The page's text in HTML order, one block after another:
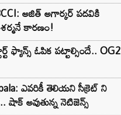
అజిత్ అగార్కర్ పదవికి
కారణం!
ఫ్యాన్స్ ఓపిక పట్టాల్సిందే.. OG2
ఎవరికీ తెలియని సీక్రెట్ ని
షాక్ అవుతున్న నెటిజెన్స్